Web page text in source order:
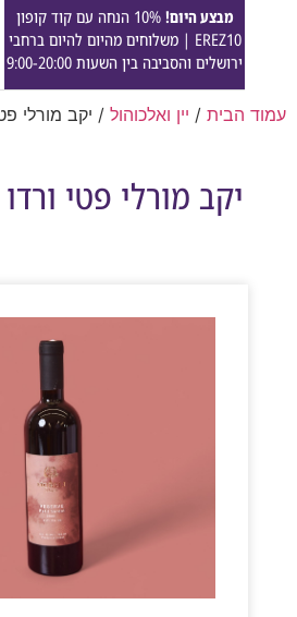
מבצע היום!
10% הנחה עם קוד קופון
EREZ10 | משלוחים מהיום להיום ברחבי
ירושלים והסביבה בין השעות 9:00-20:00
/יין ואלכוהול/ יקב מורלי פטי ורדו
יקב מורלי פטי ורדו רזרב